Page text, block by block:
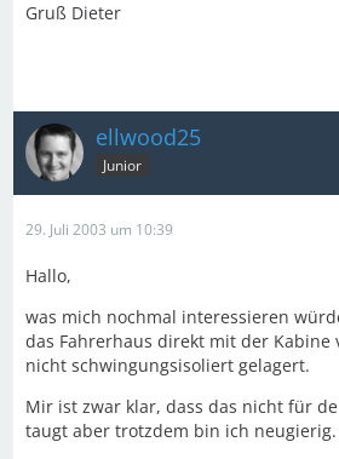
Gruß Dieter
ellwood25
Junior
29. Juli 2003 um 10:39
Hallo,
was mich nochmal interessieren
das Fahrerhaus direkt mit der
nicht schwingungsisoliert gelagert.
Mir ist zwar klar, dass das nicht für
taugt aber trotzdem bin ich neugierig.